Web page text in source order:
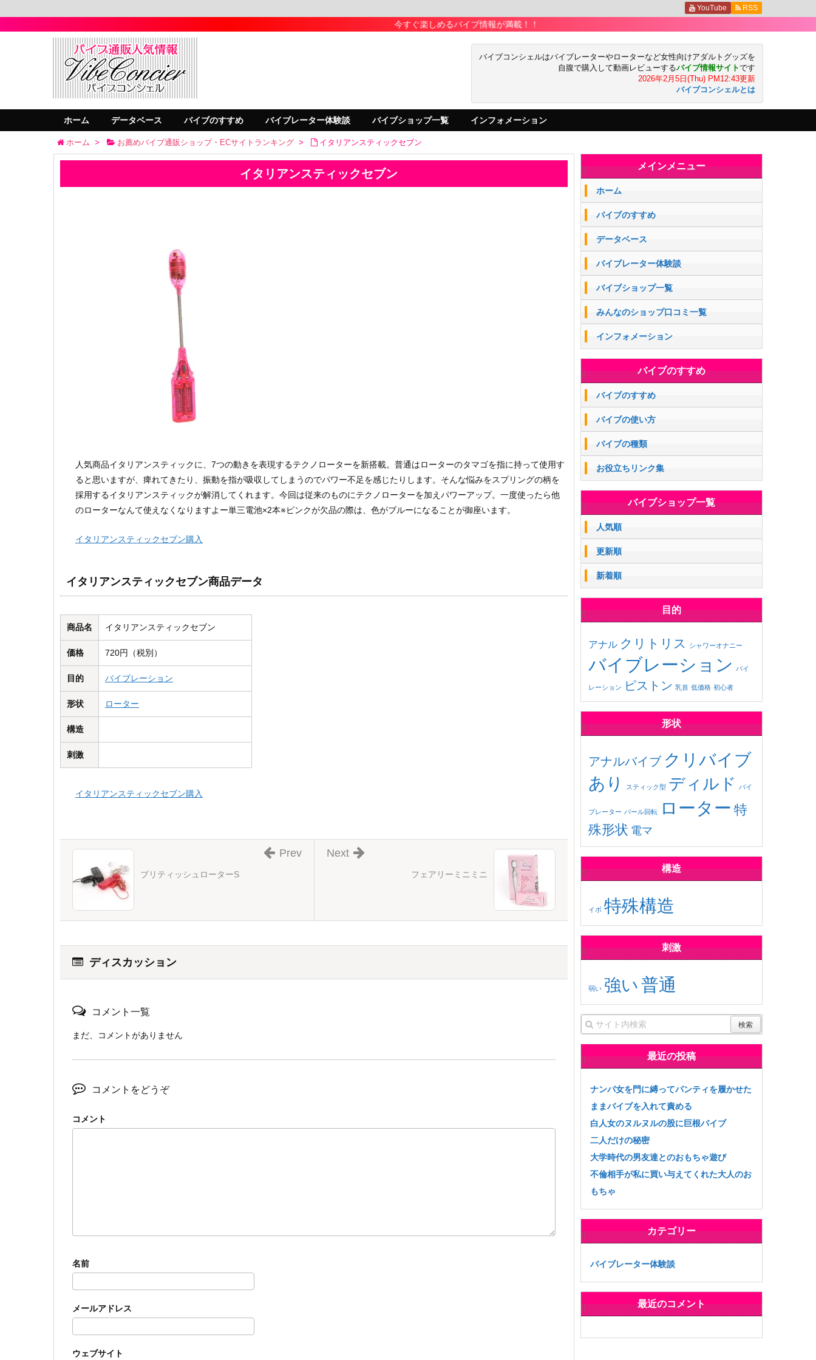
今すぐ楽しめるバイブ情報が満載！！
バイブコンシェルはバイブレーターやローターなど女性向けアダルトグッズを
自腹で購入して動画レビューするバイブ情報サイトです
2026年2月5日(Thu) PM12:43更新
バイブコンシェルとは
ホーム データベース バイブのすすめ バイブレーター体験談 バイブショップ一覧 インフォメーション
YouTube RSS
ホーム > お薦めバイブ通販ショップ・ECサイトランキング > イタリアンスティックセブン
イタリアンスティックセブン
人気商品イタリアンスティックに、7つの動きを表現するテクノローターを新搭載。普通はローターのタマゴを指に持って使用す
ると思いますが、痺れてきたり、振動を指が吸収してしまうのでパワー不足を感じたりします。そんな悩みをスプリングの柄を
採用するイタリアンスティックが解消してくれます。今回は従来のものにテクノローターを加えパワーアップ。一度使ったら他
のローターなんて使えなくなりますよー単三電池×2本※ピンクが欠品の際は、色がブルーになることが御座います。
イタリアンスティックセブン購入
イタリアンスティックセブン商品データ
商品名 イタリアンスティックセブン
価格 720円（税別）
目的 バイブレーション
形状 ローター
構造
刺激
イタリアンスティックセブン購入
フェアリーミニミニ
Next
ブリティッシュローターS
Prev
ディスカッション
コメント一覧
まだ、コメントがありません
コメントをどうぞ
コメント
名前
メールアドレス
ウェブサイト
メインメニュー
ホーム
バイブのすすめ
データベース
バイブレーター体験談
バイブショップ一覧
みんなのショップ口コミ一覧
インフォメーション
バイブのすすめ
バイブのすすめ
バイブの使い方
バイブの種類
お役立ちリンク集
バイブショップ一覧
人気順
更新順
新着順
目的
アナル クリトリス シャワーオナニー
バイブレーション バイ
レーション ピストン 乳首 低価格 初心者
形状
アナルバイブ クリバイブ
あり
スティック型 ディルド バイ
ブレーター パール回転 ローター 特
殊形状 電マ
構造
イボ 特殊構造
刺激
弱い 強い普通
最近の投稿
ナンパ女を門に縛ってパンティを履かせた
ままバイブを入れて責める
白人女のヌルヌルの股に巨根バイブ
二人だけの秘密
大学時代の男友達とのおもちゃ遊び
不倫相手が私に買い与えてくれた大人のお
もちゃ
カテゴリー
バイブレーター体験談
最近のコメント